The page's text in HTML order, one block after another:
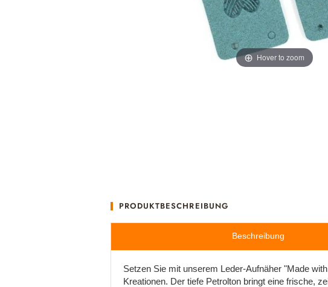
Hover to zoom
PRODUKTBESCHREIBUNG
Beschreibung
Setzen Sie mit unserem Leder-Aufnäher "Made
Kreationen. Der tiefe Petrolton bringt eine frische,